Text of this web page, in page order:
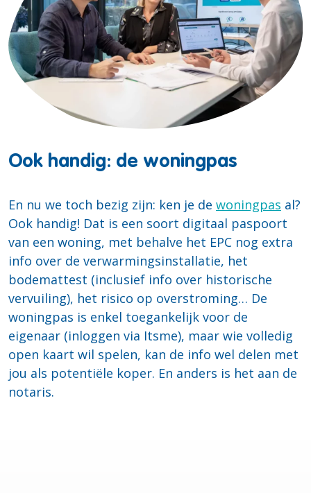
Ook handig: de woningpas
En nu we toch bezig zijn: ken je de woningpas al?
Ook handig! Dat is een soort digitaal paspoort
van een woning, met behalve het EPC nog extra
info over de verwarmingsinstallatie, het
bodemattest (inclusief info over historische
vervuiling), het risico op overstroming… De
woningpas is enkel toegankelijk voor de
eigenaar (inloggen via Itsme), maar wie volledig
open kaart wil spelen, kan de info wel delen met
jou als potentiële koper. En anders is het aan de
notaris.